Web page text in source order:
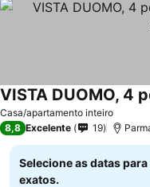
Casa/apartamento inteiro
8,8 Excelente 19
Selecione as datas
exatos.